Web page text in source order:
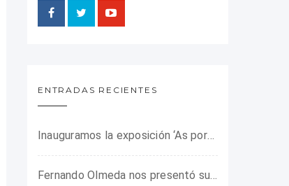
ENTRADAS RECIENTES
Inauguramos la exposición ‘As portas do horror’ sobre el campo de concentración franquista de Camposancos
Fernando Olmeda nos presentó su último libro sobre la fotógrafa Gerda Taro